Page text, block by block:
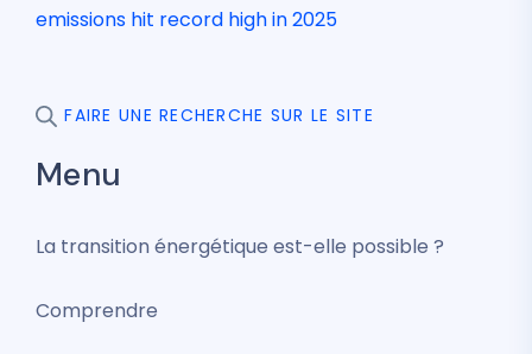
emissions hit record high in 2025
FAIRE UNE RECHERCHE SUR LE SITE
Menu
La transition énergétique est-elle possible ?
Comprendre